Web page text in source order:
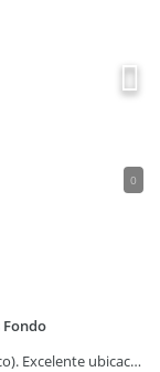
0
Fondo
Lote/Terreno en venta en Palermo (Zona Botánico). Excelente ubicación.